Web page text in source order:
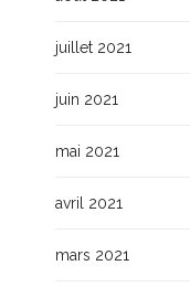
juillet 2021
juin 2021
mai 2021
avril 2021
mars 2021